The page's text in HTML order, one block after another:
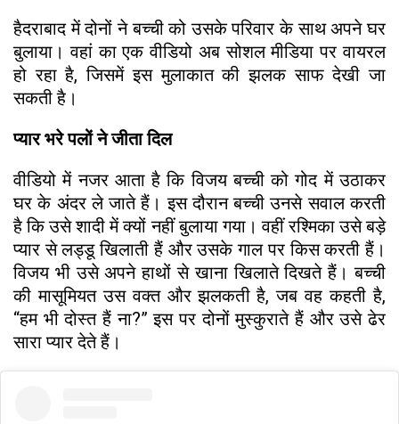
हैदराबाद में दोनों ने बच्ची को उसके परिवार के साथ अपने घर
बुलाया। वहां का एक वीडियो अब सोशल मीडिया पर वायरल
हो रहा है, जिसमें इस मुलाकात की झलक साफ देखी जा
सकती है।
प्यार भरे पलों ने जीता दिल
वीडियो में नजर आता है कि विजय बच्ची को गोद में उठाकर
घर के अंदर ले जाते हैं। इस दौरान बच्ची उनसे सवाल करती
है कि उसे शादी में क्यों नहीं बुलाया गया। वहीं रश्मिका उसे बड़े
प्यार से लड्डू खिलाती हैं और उसके गाल पर किस करती हैं।
विजय भी उसे अपने हाथों से खाना खिलाते दिखते हैं। बच्ची
की मासूमियत उस वक्त और झलकती है, जब वह कहती है,
“हम भी दोस्त हैं ना?” इस पर दोनों मुस्कुराते हैं और उसे ढेर
सारा प्यार देते हैं।